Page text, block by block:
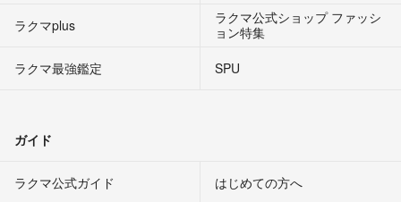
ラクマplus
ラクマ公式ショップ ファッシ
ョン特集
ラクマ最強鑑定
SPU
ガイド
ラクマ公式ガイド はじめての方へ